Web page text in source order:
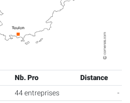
Nb. Pro
Distance
44 entreprises
-